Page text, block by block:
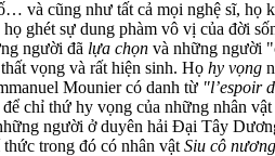
và cũng như tất cả mọi nghệ sĩ, họ
ghét sự dung phàm vô vị của đời
người đã lựa chọn và những người
vọng và rất hiện sinh. Họ hy vọng
Mounier có danh từ "l’espoir
chỉ thứ hy vọng của những nhân vật
người ở duyên hải Đại Tây
trong đó có nhân vật Siu cô